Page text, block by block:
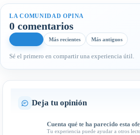
LA COMUNIDAD OPINA
0 comentarios
Más recientes Más antiguos
Sé el primero en compartir una experiencia útil.
Deja tu opinión
Cuenta qué te ha parecido esta
Tu experiencia puede ayudar a otros